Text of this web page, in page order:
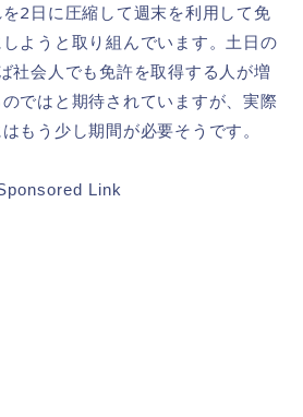
2日に圧縮して週末を利用して免
ようと取り組んでいます。土日の
社会人でも免許を取得する人が増
ではと期待されていますが、実際
もう少し期間が必要そうです。
Link